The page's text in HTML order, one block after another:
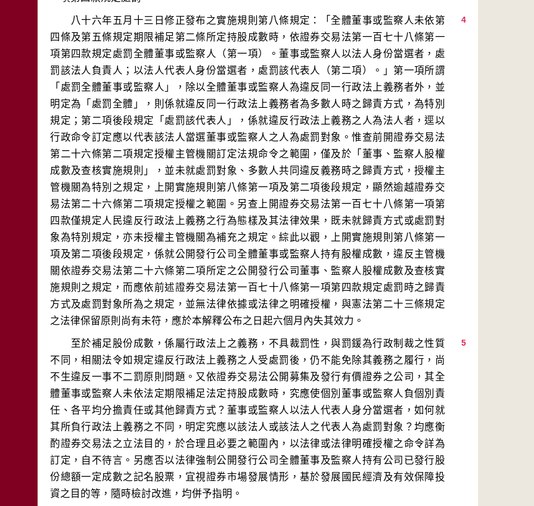
4
八十六年五月十三日修正發布之實施規則第八條規定：「全體董事或監察人未依第
四條及第五條規定期限補足第二條所定持股成數時，依證券交易法第一百七十八條第一
項第四款規定處罰全體董事或監察人（第一項）。董事或監察人以法人身份當選者，處
罰該法人負責人；以法人代表人身份當選者，處罰該代表人（第二項）。」第一項所謂
「處罰全體董事或監察人」，除以全體董事或監察人為違反同一行政法上義務者外，並
明定為「處罰全體」，則係就違反同一行政法上義務者為多數人時之歸責方式，為特別
規定；第二項後段規定「處罰該代表人」，係就違反行政法上義務之人為法人者，逕以
行政命令訂定應以代表該法人當選董事或監察人之人為處罰對象。惟查前開證券交易法
第二十六條第二項規定授權主管機關訂定法規命令之範圍，僅及於「董事、監察人股權
成數及查核實施規則」，並未就處罰對象、多數人共同違反義務時之歸責方式，授權主
管機關為特別之規定，上開實施規則第八條第一項及第二項後段規定，顯然逾越證券交
易法第二十六條第二項規定授權之範圍。另查上開證券交易法第一百七十八條第一項第
四款僅規定人民違反行政法上義務之行為態樣及其法律效果，既未就歸責方式或處罰對
象為特別規定，亦未授權主管機關為補充之規定。綜此以觀，上開實施規則第八條第一
項及第二項後段規定，係就公開發行公司全體董事或監察人持有股權成數，違反主管機
關依證券交易法第二十六條第二項所定之公開發行公司董事、監察人股權成數及查核實
施規則之規定，而應依前述證券交易法第一百七十八條第一項第四款規定處罰時之歸責
方式及處罰對象所為之規定，並無法律依據或法律之明確授權，與憲法第二十三條規定
5
至於補足股份成數，係屬行政法上之義務，不具裁罰性，與罰鍰為行政制裁之性質
不同，相關法令如規定違反行政法上義務之人受處罰後，仍不能免除其義務之履行，尚
不生違反一事不二罰原則問題。又依證券交易法公開募集及發行有價證券之公司，其全
體董事或監察人未依法定期限補足法定持股成數時，究應使個別董事或監察人負個別責
任、各平均分擔責任或其他歸責方式？董事或監察人以法人代表人身分當選者，如何就
其所負行政法上義務之不同，明定究應以該法人或該法人之代表人為處罰對象？均應衡
酌證券交易法之立法目的，於合理且必要之範圍內，以法律或法律明確授權之命令詳為
訂定，自不待言。另應否以法律強制公開發行公司全體董事及監察人持有公司已發行股
份總額一定成數之記名股票，宜視證券市場發展情形，基於發展國民經濟及有效保障投